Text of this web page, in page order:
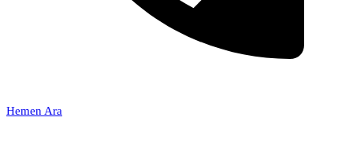
Hemen Ara